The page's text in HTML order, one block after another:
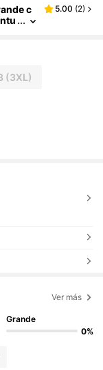
c
5.00 (2)
(3XL)
Ver más
Grande
0%